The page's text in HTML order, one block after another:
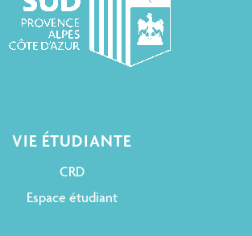
VIE ÉTUDIANTE
CRD
Espace étudiant